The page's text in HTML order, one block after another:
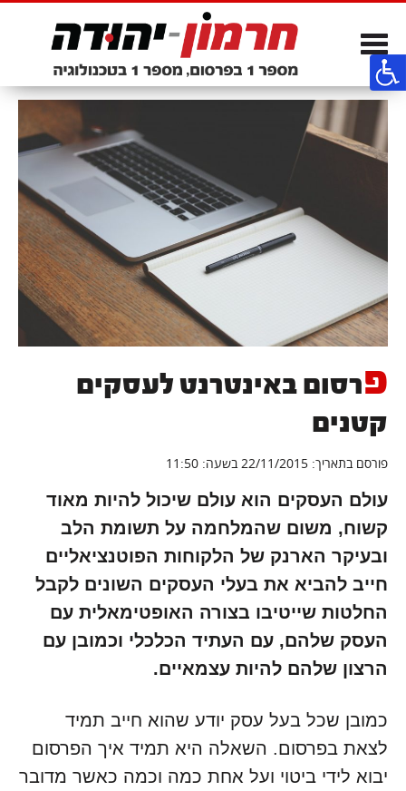
Toggle
navigation
פרסום באינטרנט לעסקים
קטנים
פורסם בתאריך: 22/11/2015 בשעה: 11:50
עולם העסקים הוא עולם שיכול להיות מאוד
קשוח, משום שהמלחמה על תשומת הלב
ובעיקר הארנק של הלקוחות הפוטנציאליים
חייב להביא את בעלי העסקים השונים לקבל
החלטות שייטיבו בצורה האופטימאלית עם
העסק שלהם, עם העתיד הכלכלי וכמובן עם
הרצון שלהם להיות עצמאיים.
כמובן שכל בעל עסק יודע שהוא חייב תמיד
לצאת בפרסום. השאלה היא תמיד איך הפרסום
יבוא לידי ביטוי ועל אחת כמה וכמה כאשר מדובר